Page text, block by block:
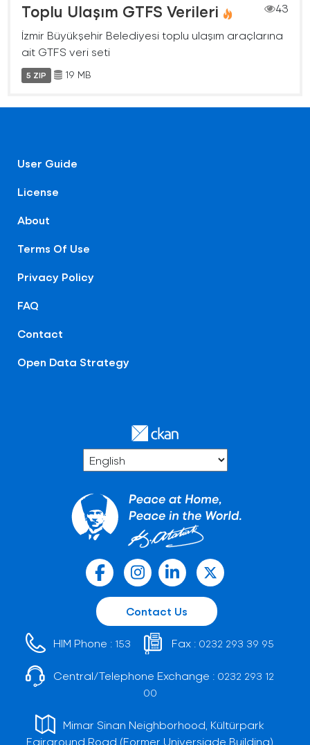
Toplu Ulaşım GTFS Verileri
43
İzmir Büyükşehir Belediyesi toplu ulaşım araçlarına
ait GTFS veri seti
5 ZIP 19 MB
User Guide
License
About
Terms Of Use
Privacy Policy
FAQ
Contact
Open Data Strategy
Contact Us
HIM Phone : 153 Fax : 0232 293 39 95
Central/Telephone Exchange : 0232 293 12
00
Mimar Sinan Neighborhood, Kültürpark
Fairground Road (Former Universiade Building)